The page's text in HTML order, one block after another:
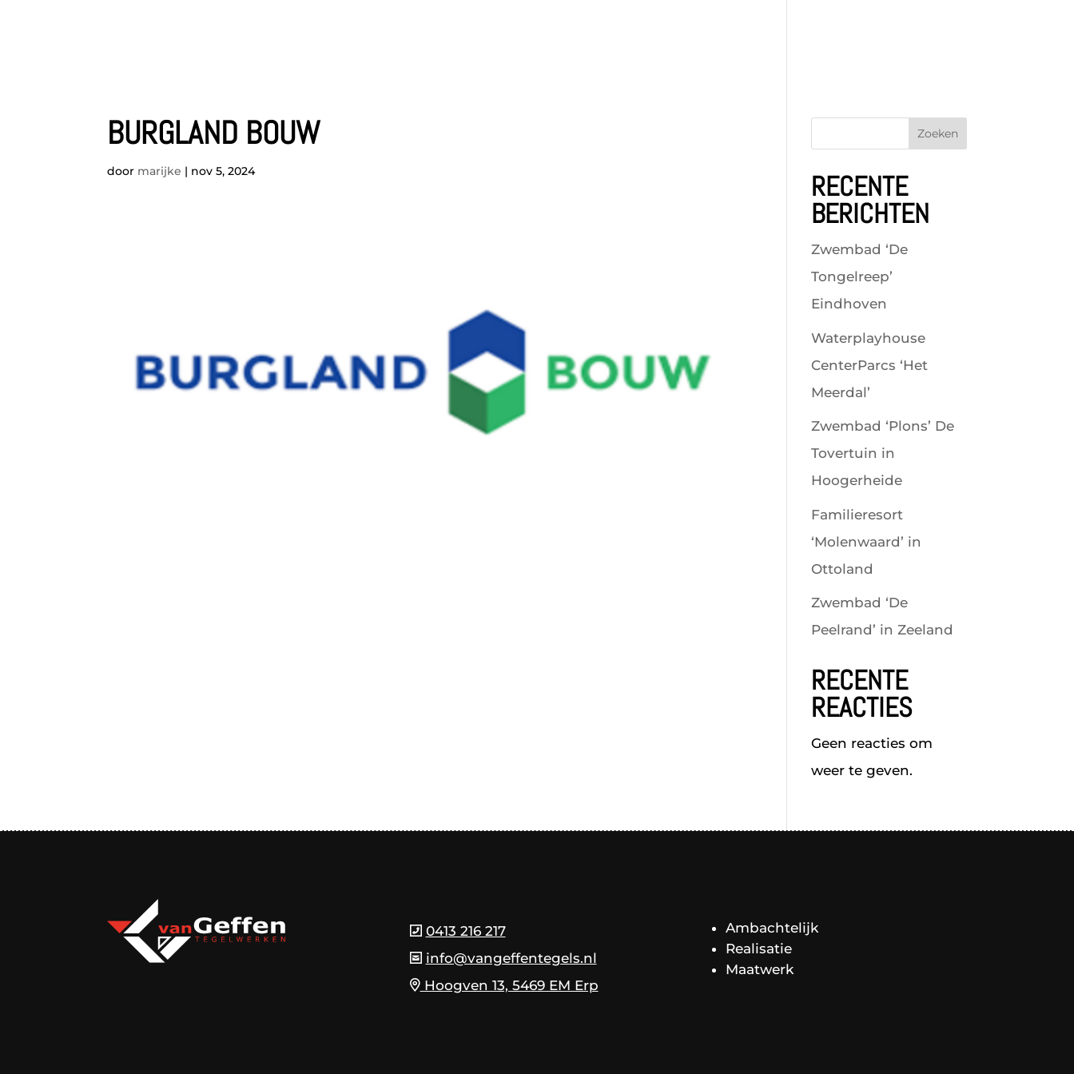
BURGLAND BOUW
door marijke | nov 5, 2024
Zoeken
RECENTE
BERICHTEN
Zwembad ‘De
Tongelreep’
Eindhoven
Waterplayhouse
CenterParcs ‘Het
Meerdal’
Zwembad ‘Plons’ De
Tovertuin in
Hoogerheide
Familieresort
‘Molenwaard’ in
Ottoland
Zwembad ‘De
Peelrand’ in Zeeland
RECENTE
REACTIES
Geen reacties om
weer te geven.
0413 216 217
info@vangeffentegels.nl
Hoogven 13, 5469 EM Erp
Ambachtelijk
Realisatie
Maatwerk